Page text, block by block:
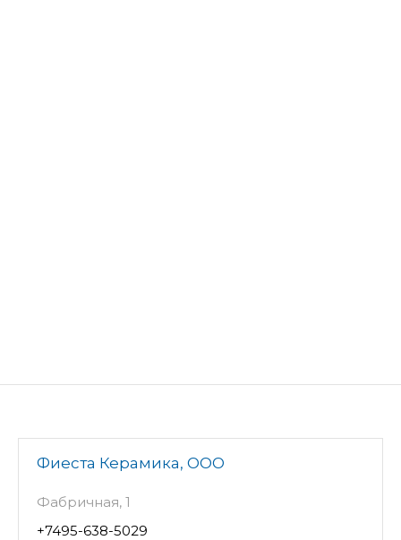
Фиеста Керамика, ООО
Фабричная, 1
+7495-638-5029